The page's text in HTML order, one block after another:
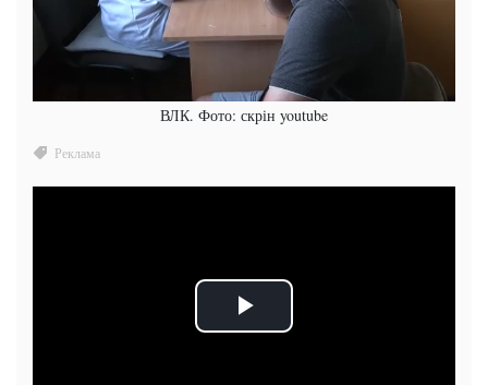
ВЛК. Фото: скрін youtube